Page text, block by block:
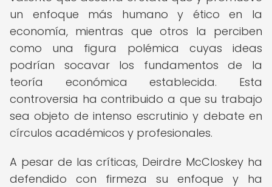
un enfoque más humano y ético en la
economía, mientras que otros la perciben
como una figura polémica cuyas ideas
podrían socavar los fundamentos de la
teoría económica establecida. Esta
controversia ha contribuido a que su trabajo
sea objeto de intenso escrutinio y debate en
círculos académicos y profesionales.
A pesar de las críticas, Deirdre McCloskey ha
defendido con firmeza su enfoque y ha